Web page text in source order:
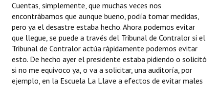
Cuentas, simplemente, que muchas veces nos
encontrábamos que aunque bueno, podía tomar medidas,
pero ya el desastre estaba hecho. Ahora podemos evitar
que llegue, se puede a través del Tribunal de Contralor si el
Tribunal de Contralor actúa rápidamente podemos evitar
esto. De hecho ayer el presidente estaba pidiendo o solicitó
si no me equivoco ya, o va a solicitar, una auditoría, por
ejemplo, en la Escuela La Llave a efectos de evitar males